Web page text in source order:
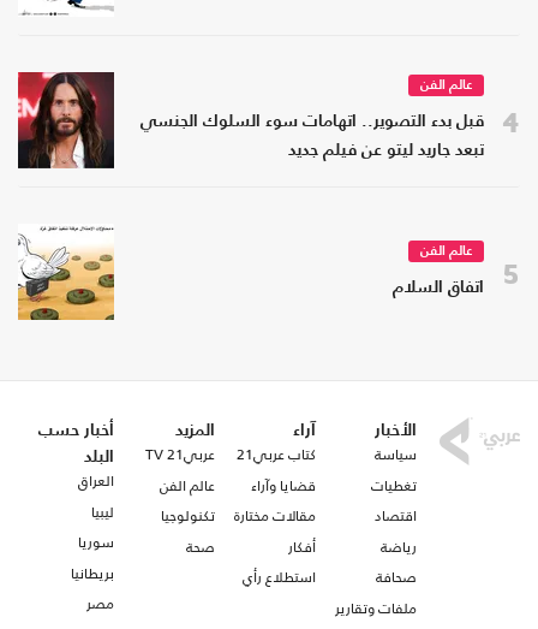
4
عالم الفن
قبل بدء التصوير.. اتهامات سوء السلوك الجنسي
تبعد جاريد ليتو عن فيلم جديد
5
عالم الفن
اتفاق السلام
الأخبار
سياسة
تغطيات
اقتصاد
رياضة
صحافة
ملفات وتقارير
آراء
كتاب عربي21
قضايا وآراء
مقالات مختارة
أفكار
استطلاع رأي
المزيد
عربي21 TV
عالم الفن
تكنولوجيا
صحة
أخبار حسب
البلد
العراق
ليبيا
سوريا
بريطانيا
مصر